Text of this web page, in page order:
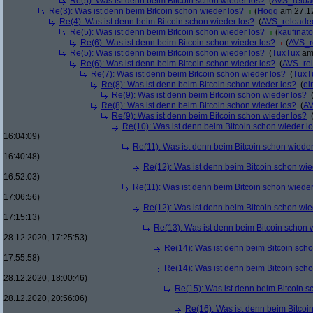
Re(3): Was ist denn beim Bitcoin schon wieder los?
(Hoqq am
Re(4): Was ist denn beim Bitcoin schon wieder los? (
Re(5): Was ist denn beim Bitcoin schon wieder los?
(
Re(6): Was ist denn beim Bitcoin schon wieder los?
(
Re(5): Was ist denn beim Bitcoin schon wieder los? (TuxTux
Re(6): Was ist denn beim Bitcoin schon wieder los? (
Re(7): Was ist denn beim Bitcoin schon wieder los? (
Re(8): Was ist denn beim Bitcoin schon wieder los? (
Re(9): Was ist denn beim Bitcoin schon wieder los? (
Re(8): Was ist denn beim Bitcoin schon wieder los? (
Re(9): Was ist denn beim Bitcoin schon wieder los? (
Re(10): Was ist denn beim Bitcoin schon wieder
16:04:09)
Re(11): Was ist denn beim Bitcoin schon
16:40:48)
Re(12): Was ist denn beim Bitcoin schon
16:52:03)
Re(11): Was ist denn beim Bitcoin schon
17:06:56)
Re(12): Was ist denn beim Bitcoin schon
17:15:13)
Re(13): Was ist denn beim Bitcoin schon
28.12.2020, 17:25:53)
Re(14): Was ist denn beim Bitcoin
17:55:58)
Re(14): Was ist denn beim Bitcoin
28.12.2020, 18:00:46)
Re(15): Was ist denn beim Bitcoin
28.12.2020, 20:56:06)
Re(16): Was ist denn beim